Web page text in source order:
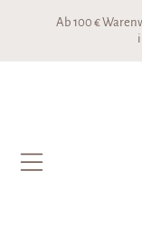
DIREKT
Ab 100 €